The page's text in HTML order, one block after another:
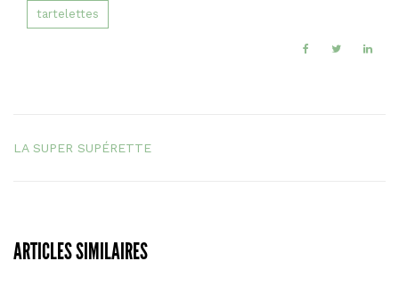
tartelettes
LA SUPER SUPÉRETTE
ARTICLES SIMILAIRES